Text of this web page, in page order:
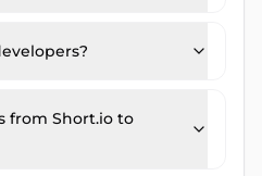
from Short.io to